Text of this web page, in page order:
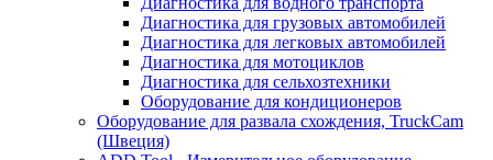
Диагностика для грузовых автомобилей
Диагностика для легковых автомобилей
Диагностика для мотоциклов
Диагностика для сельхозтехники
Оборудование для кондиционеров
Оборудование для развала схождения, TruckCam
(Швеция)